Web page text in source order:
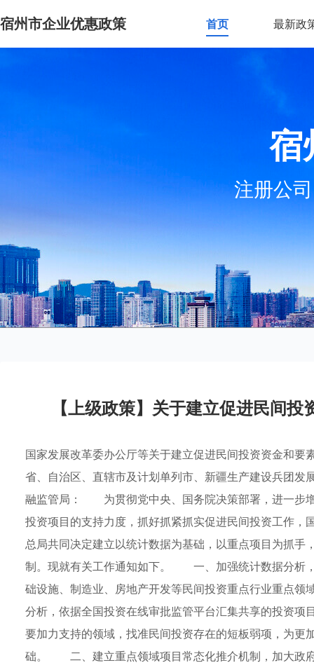
宿州市企业优惠政策 首页 最新政
宿
注册公
【上级政策】关于建立促进民间
国家发展改革委办公厅等关于建立促进民间投资资金和
省、自治区、直辖市及计划单列市、新疆生产建设兵团
融监管局： 为贯彻党中央、国务院决策部署，进一步
投资项目的支持力度，抓好抓紧抓实促进民间投资工作
总局共同决定建立以统计数据为基础，以重点项目为抓
制。现就有关工作通知如下。 一、加强统计数据分
础设施、制造业、房地产开发等民间投资重点行业重点
分析，依据全国投资在线审批监管平台汇集共享的投资
要加力支持的领域，找准民间投资存在的短板弱项，为
础。 二、建立重点领域项目常态化推介机制，加大